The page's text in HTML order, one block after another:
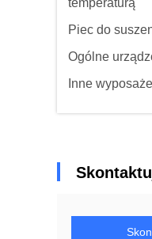
temperaturą
Piec do
Ogólne
Inne